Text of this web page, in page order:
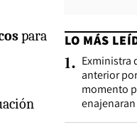
para
LO MÁS
1. Exministra
anterior
momento